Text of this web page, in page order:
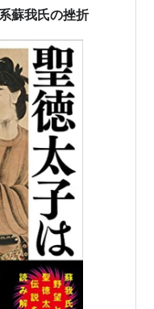
中国大陸の目も眩
蘇我氏の挫折